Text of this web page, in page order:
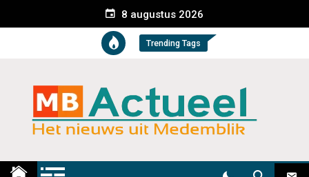
e
8 augustus 2026
Trending Tags
Medemblik Actueel